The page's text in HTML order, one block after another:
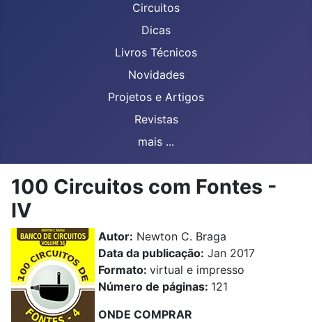
Circuitos
Dicas
Livros Técnicos
Novidades
Projetos e Artigos
Revistas
mais ...
100 Circuitos com Fontes -
IV
Autor: Newton C. Braga
Data da publicação: Jan 2017
Formato: virtual e impresso
Número de páginas: 121
ONDE COMPRAR